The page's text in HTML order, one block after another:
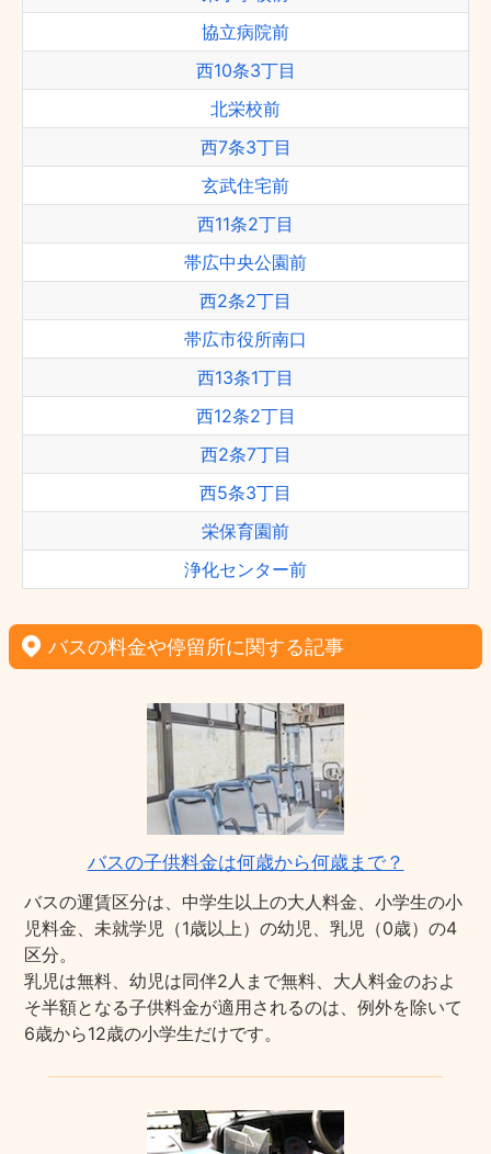
協立病院前
西10条3丁目
北栄校前
西7条3丁目
玄武住宅前
西11条2丁目
帯広中央公園前
西2条2丁目
帯広市役所南口
西13条1丁目
西12条2丁目
西2条7丁目
西5条3丁目
栄保育園前
浄化センター前
バスの料金や停留所に関する記事
バスの子供料金は何歳から何歳まで？
バスの運賃区分は、中学生以上の大人料金、小学生の小
児料金、未就学児（1歳以上）の幼児、乳児（0歳）の4
区分。
乳児は無料、幼児は同伴2人まで無料、大人料金のおよ
そ半額となる子供料金が適用されるのは、例外を除いて
6歳から12歳の小学生だけです。